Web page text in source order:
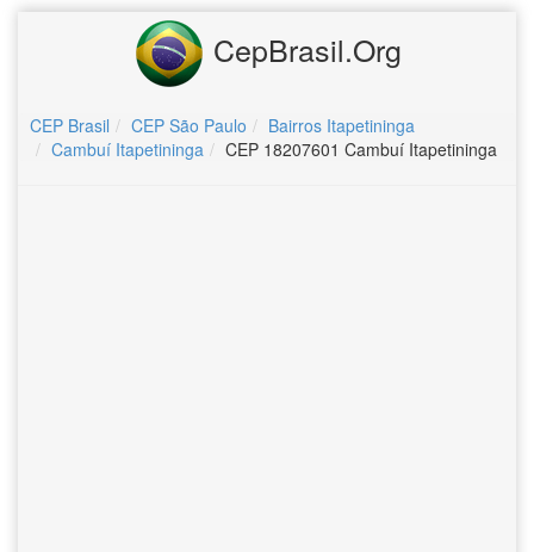
CepBrasil.Org
CEP Brasil CEP São Paulo
Bairros Itapetininga
Cambuí Itapetininga
CEP 18207601 Cambuí Itapetininga